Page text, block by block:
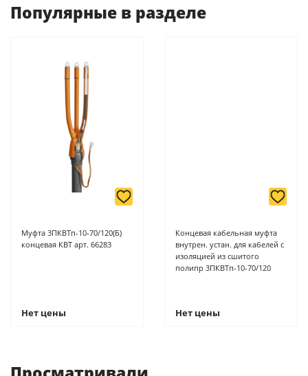
Для юридических лиц: переводом на расчетный счет при
онлайн оплате заказа на сайте.
Подробнее о способах оплаты можно узнать здесь - "Оплата"
Популярные в разделе
Муфта 3ПКВТп-10-70/120(Б)
концевая КВТ арт. 66283
Нет цены
Концевая кабельная муфта
внутрен. устан. для кабелей с
изоляцией из сшитого
полипр 3ПКВТп-10-70/120
Нет цены